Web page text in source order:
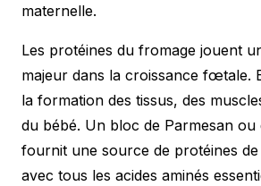
maternelle.
Les protéines du fromage jouent
majeur dans la croissance fœtale.
la formation des tissus, des
du bébé. Un bloc de Parmesan ou
fournit une source de protéines
avec tous les acides aminés